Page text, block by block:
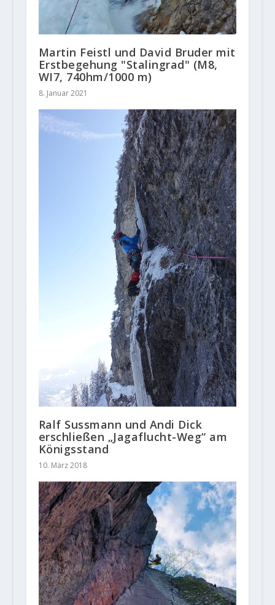
Martin Feistl und David Bruder mit
Erstbegehung "Stalingrad" (M8,
WI7, 740hm/1000 m)
8. Januar 2021
Ralf Sussmann und Andi Dick
erschließen „Jagaflucht-Weg“ am
Königsstand
10. März 2018